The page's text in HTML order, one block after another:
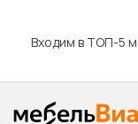
Входим в ТОП-5